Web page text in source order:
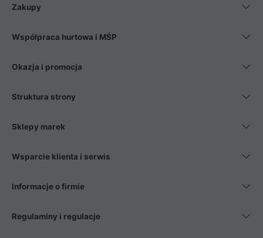
wentylatory. Na koniec mając już to wszystko, możesz
Zakupy
Współpraca hurtowa i MŚP
Okazja i promocja
Struktura strony
Sklepy marek
Wsparcie klienta i serwis
Informacje o firmie
Regulaminy i regulacje